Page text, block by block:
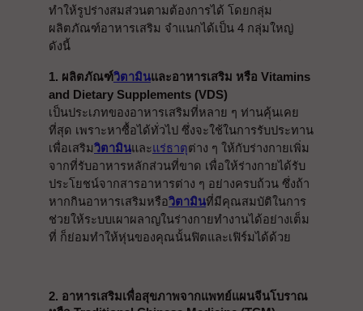
ทำให้รูปร่างสมส่วนตามต้องการได้ โดยกลุ่ม
ผลิตภัณฑ์อาหารเสริม จำแนกได้เป็น 4 กลุ่มใหญ่
ดังนี้
1. ผลิตภัณฑ์วิตามินและอาหารเสริม หรือ Vitamins
and Dietary Supplements (VDS)
เป็นประเภทของอาหารเสริมที่หลาย ๆ ท่านคุ้นเคย
ที่สุด เพราะหาซื้อได้ทั่วไป ซึ่งจะใช้ในการรับประทาน
เพื่อเสริมวิตามินและแร่ธาตุต่าง ๆ ให้กับร่างกายเพิ่ม
จากที่รับอาหารหลักส่วนที่ขาด เพื่อให้ร่างกายได้รับ
ประโยชน์จากสารอาหารต่าง ๆ อย่างครบถ้วน ซึ่งถ้า
หากกินอาหารเสริมหรือวิตามินที่มีคุณสมบัติในการ
ช่วยให้ระบบเผาผลาญในร่างกายทำงานได้อย่างเต็ม
ที่ ก็ย่อมทำให้หุ่นของคุณนั้นฟิตและเฟิร์มได้ด้วย
2. อาหารเสริมเพื่อสุขภาพจากแพทย์แผนจีนโบราณ